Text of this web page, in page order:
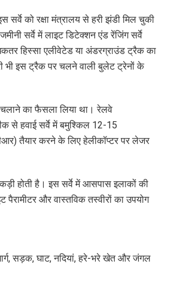
सर्वे को रक्षा मंत्रालय से हरी झंडी मिल चुकी
सर्वे में लाइट डिटेक्शन एंड रेंजिंग सर्वे
हिस्सा एलीवेटेड या अंडरग्राउंड ट्रैक का
भी इस ट्रैक पर चलने वाली बुलेट ट्रेनों के
का फैसला लिया था। रेलवे
से हवाई सर्वे में बमुश्किल 12-15
तैयार करने के लिए हेलीकॉप्टर पर लेजर
होती है। इस सर्वे में आसपास इलाकों की
और वास्तविक तस्वीरों का उपयोग
सड़क, घाट, नदियां, हरे-भरे खेत और जंगल